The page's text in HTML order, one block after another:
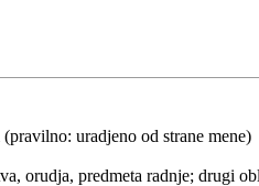
uradjeno od strane mene)
orudja, predmeta radnje; drugi